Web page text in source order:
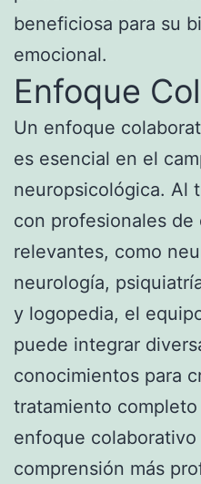
beneficiosa para su
emocional.
Enfoque
Un enfoque
es esencial en el
neuropsicológica. Al
con profesionales de
relevantes, como
neurología,
y logopedia, el
puede integrar
conocimientos para
tratamiento
enfoque
comprensión más